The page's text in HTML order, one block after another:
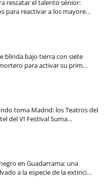
rescatar el talento sénior:
para reactivar a los mayore…
blinda bajo tierra con siete
para activar su prim…
toma Madrid: los Teatros del
del VI Festival Suma…
en Guadarrama: una
a la especie de la extinci…